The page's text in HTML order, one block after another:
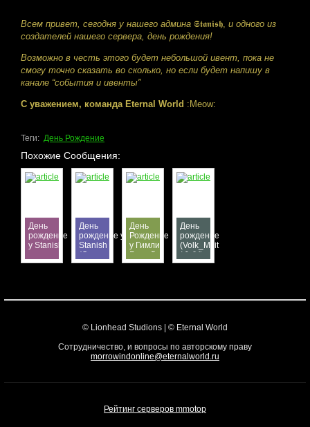
Всем привет, сегодня у нашего админа 𝕾𝖙𝖆𝖓𝖎𝖘𝖍, и одного из
создателей нашего сервера, день рождения!
Возможно в честь этого будет небольшой ивент, пока не
смогу точно сказать во сколько, но если будет напишу в
канале “события и ивенты”
С уважением, команда Eternal World :Meow:
Теги: День Рождение
Похожие Сообщения:
День
рождение
у Stanish
День
рождение у
Stanish
(Один из
создателей
День
Рождение
у Гимли |
Белый
Медведь
День
рождение
(Volk_Milit
/ Ja'Virr-
Dar)
© Lionhead Studions | © Eternal World
Сотрудничество, и вопросы по авторскому праву
morrowindonline@eternalworld.ru
Рейтинг серверов mmotop